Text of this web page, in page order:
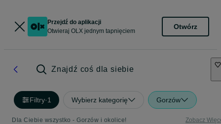
Przejdź do aplikacji
Otwieraj OLX jednym tapnięciem
Otwórz
Znajdź coś dla siebie
Filtry·1 Wybierz kategorię Gorzów
Dla Ciebie wszystko - Gorzów i okolice! Zobacz